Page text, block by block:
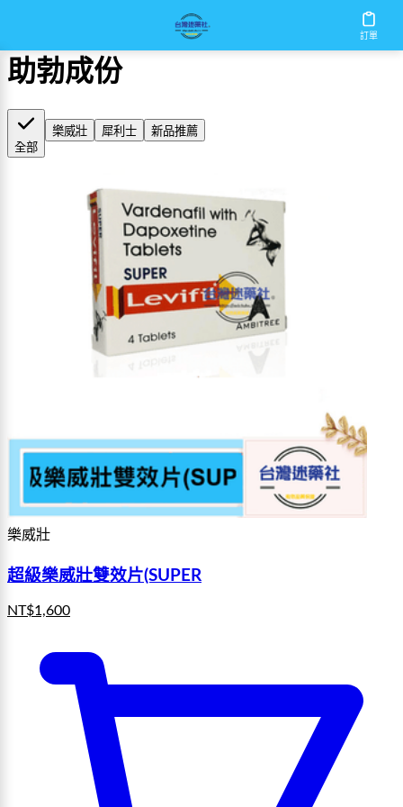
訂單
助勃成份
全部
樂威壯 犀利士 新品推薦
樂威壯
超級樂威壯雙效片(SUPER
NT$1,600